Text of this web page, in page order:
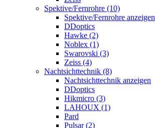
Spektive/Fernrohre (10)
Spektive/Fernrohre anzeigen
DDoptics
Hawke (2)
Noblex (1)
Swarovski (3)
Zeiss (4)
Nachtsichttechnik (8)
Nachtsichttechnik anzeigen
DDoptics
Hikmicro (3)
LAHOUX (1)
Pard
Pulsar (2)